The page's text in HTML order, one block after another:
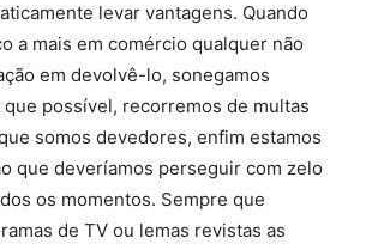
levar vantagens. Quando
a mais em comércio qualquer não
em devolvê-lo, sonegamos
possível, recorremos de multas
somos devedores, enfim estamos
que deveríamos perseguir com zelo
os momentos. Sempre que
de TV ou lemas revistas as